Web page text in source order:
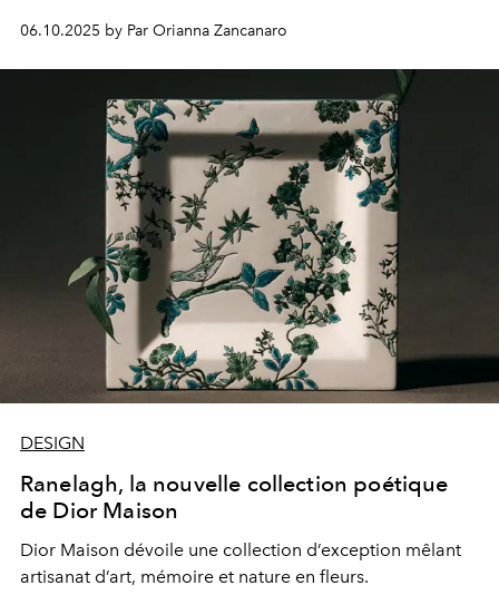
06.10.2025 by Par Orianna Zancanaro
DESIGN
Ranelagh, la nouvelle collection poétique
de Dior Maison
Dior Maison dévoile une collection d’exception mêlant
artisanat d’art, mémoire et nature en fleurs.